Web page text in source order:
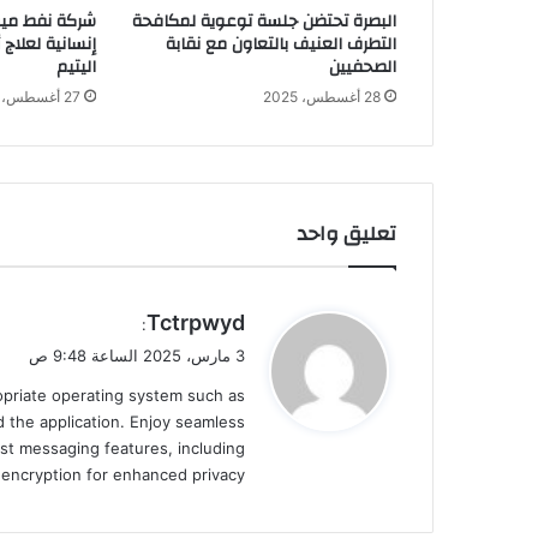
البصرة تحتضن جلسة توعوية لمكافحة
التطرف العنيف بالتعاون مع نقابة
الصحفيين
28 أغسطس، 2025
شركة نفط
إنسانية
اليتيم
27 أغسطس، 2025
تعليق واحد
ي
ق
ل
Tctrpwyd
:
3 مارس، 2025 الساعة 9:48 ص
operating system such as
the application. Enjoy seamless
messaging features, including
for enhanced privacy.